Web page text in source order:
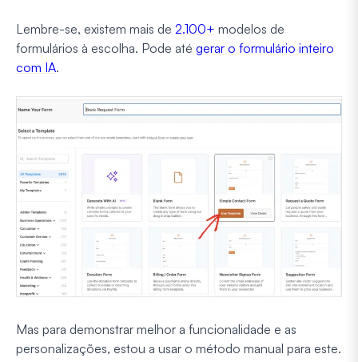
Lembre-se, existem mais de 2.100+ modelos de
formulários à escolha. Pode até gerar o formulário inteiro
com IA.
Mas para demonstrar melhor a funcionalidade e as
personalizações, estou a usar o método manual para este.